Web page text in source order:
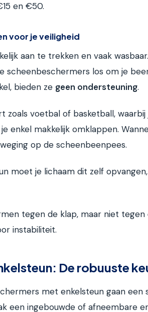
en €50.
voor je veiligheid
aan te trekken en vaak
scheenbeschermers los om je
bieden ze geen ondersteuning.
zoals voetbal of basketball,
enkel makkelijk omklappen.
op de scheenbeenpees.
moet je lichaam dit zelf
tegen de klap, maar niet
instabiliteit.
De robuuste
met enkelsteun gaan een
een ingebouwde of afneembare